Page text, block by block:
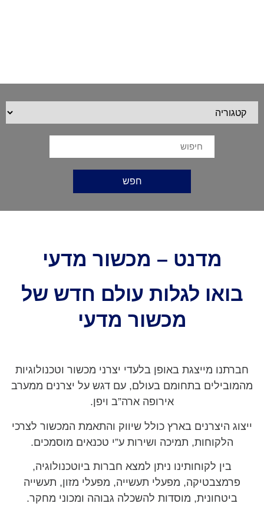
מדנט – מכשור מדעי
בואו לגלות עולם חדש של
מכשור מדעי
חברתנו מייצגת באופן בלעדי יצרני מכשור וטכנולוגיות
מהמובילים בתחומם בעולם, עם דגש על יצרנים ממערב
אירופה ארה”ב ויפן.
ייצוג היצרנים בארץ כולל שיווק והתאמת המכשור לצרכי
הלקוחות, תמיכה ושירות ע”י טכנאים מוסמכים.
בין לקוחותינו ניתן למצא חברות ביוטכנולוגיה,
פרמצבטיקה, מפעלי תעשייה, מפעלי מזון, תעשייה
ביטחונית, מוסדות להשכלה גבוהה ומכוני מחקר.